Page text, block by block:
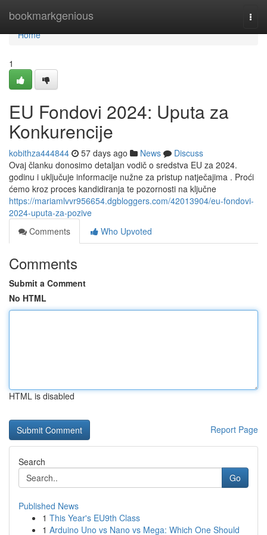
bookmarkgenious
Home
Home
1
EU Fondovi 2024: Uputa za
Konkurencije
kobithza444844 57 days ago News
Discuss
Ovaj članku donosimo detaljan vodič o sredstva EU za 2024.
godinu i uključuje informacije nužne za pristup natječajima . Proći
ćemo kroz proces kandidiranja te pozornosti na ključne
https://mariamlvvr956654.dgbloggers.com/42013904/eu-fondovi-
2024-uputa-za-pozive
Comments
Who Upvoted
Comments
Submit a Comment
No HTML
HTML is disabled
Report Page
Search
Go
Published News
1 This Year's EU9th Class
1 Arduino Uno vs Nano vs Mega: Which One Should